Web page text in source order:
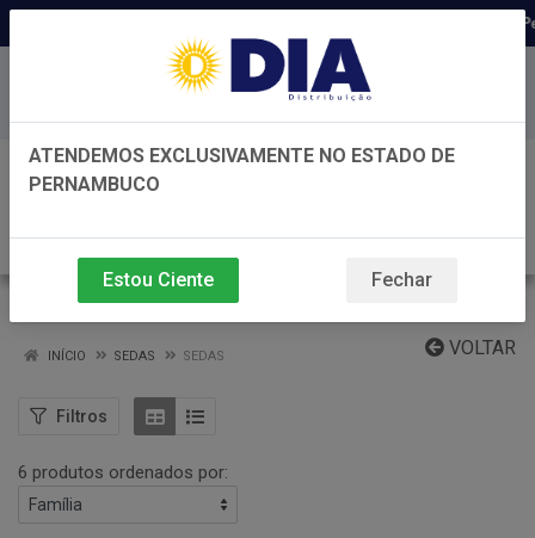
Distribuidora há 22 anos em
Baixe já nosso APP
VOLTAR
INÍCIO SEDAS SEDAS
Filtros
6 produtos ordenados por:
ATENDEMOS EXCLUSIVAMENTE NO ESTADO DE
PERNAMBUCO
Estou Ciente Fechar